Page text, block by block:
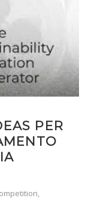
PER